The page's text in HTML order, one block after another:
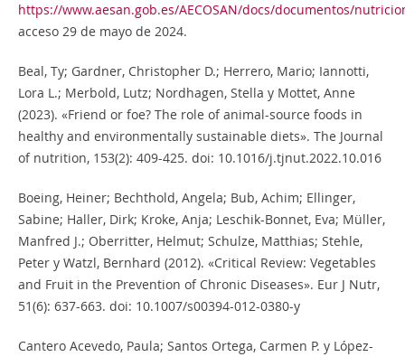
https://www.aesan.gob.es/AECOSAN/docs/documentos/
acceso 29 de mayo de 2024.
Beal, Ty; Gardner, Christopher D.; Herrero, Mario; Iannotti,
Lora L.; Merbold, Lutz; Nordhagen, Stella y Mottet, Anne
(2023). «Friend or foe? The role of animal-source foods in
healthy and environmentally sustainable diets». The Journal
of nutrition, 153(2): 409-425. doi: 10.1016/j.tjnut.2022.10.016
Boeing, Heiner; Bechthold, Angela; Bub, Achim; Ellinger,
Sabine; Haller, Dirk; Kroke, Anja; Leschik-Bonnet, Eva; Müller,
Manfred J.; Oberritter, Helmut; Schulze, Matthias; Stehle,
Peter y Watzl, Bernhard (2012). «Critical Review: Vegetables
and Fruit in the Prevention of Chronic Diseases». Eur J Nutr,
51(6): 637-663. doi: 10.1007/s00394-012-0380-y
Cantero Acevedo, Paula; Santos Ortega, Carmen P. y López-